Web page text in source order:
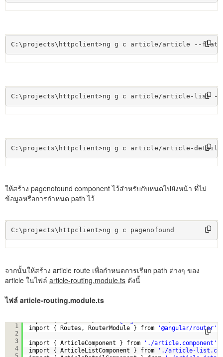
C:\projects\httpclient>ng g c article/article --flat
C:\projects\httpclient>ng g c article/article-list
C:\projects\httpclient>ng g c article/article-
ให้สร้าง pagenofound component ไว้สำหรับกับหนดไปยังหน้า ที่ไม่
ข้อมูลหรือการกำหนด path ไว้
C:\projects\httpclient>ng g c pagenofound
จากนั้นให้สร้าง article route เพื่อกำหนดการเรียก path ต่างๆ ของ
article ในไฟล์ article-routing.module.ts ดังนี้
ไฟล์ article-routing.module.ts
1
2
3
4
import { Routes, RouterModule } from
'@angular/router'
import { ArticleComponent } from './article.component'
import { ArticleListComponent } from
'./article-